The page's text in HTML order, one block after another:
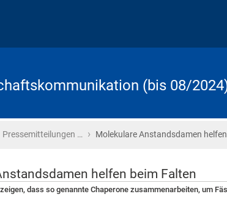
(bis 08/
Pressemitteilungen … › Molekulare Anstandsdamen
helfen beim Falten
dass so genannte Chaperone zusammenarbeiten, um